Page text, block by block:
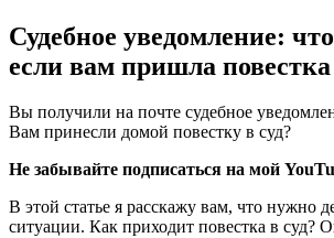
Судебное уведомление:
если вам пришла повестка
Вы получили на почте судебное
Вам принесли домой повестку в суд?
Не забывайте подписаться на мой
В этой статье я расскажу вам, что нужно
ситуации. Как приходит повестка в суд?